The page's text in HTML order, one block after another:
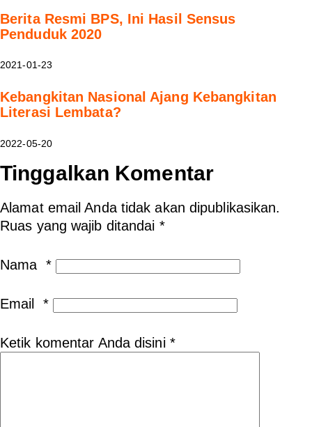
Berita Resmi BPS, Ini Hasil Sensus
Penduduk 2020
2021-01-23
Kebangkitan Nasional Ajang Kebangkitan
Literasi Lembata?
2022-05-20
Tinggalkan Komentar
Alamat email Anda tidak akan dipublikasikan.
Ruas yang wajib ditandai *
Nama *
Email *
Ketik komentar Anda disini*